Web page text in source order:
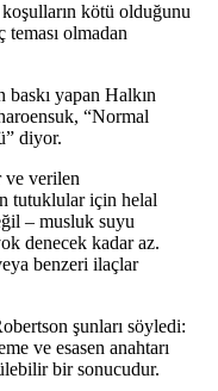
kötü olduğunu
teması olmadan
yapan Halkın
“Normal
diyor.
ve verilen
tutuklular için helal
– musluk suyu
denecek kadar az.
benzeri ilaçlar
şunları söyledi:
ve esasen anahtarı
bir sonucudur.